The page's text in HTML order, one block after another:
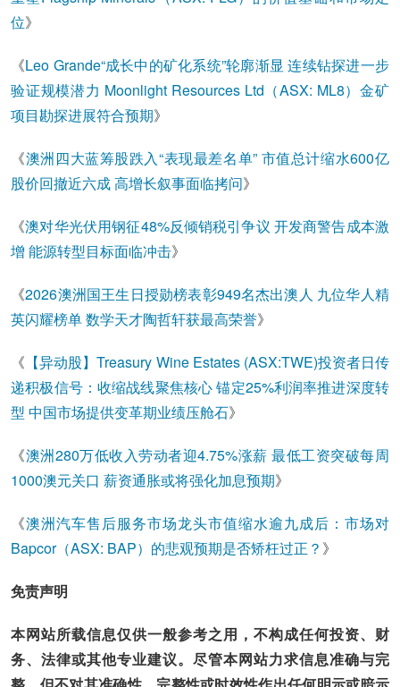
位》
《Leo Grande“成长中的矿化系统”轮廓渐显 连续钻探进一步
验证规模潜力 Moonlight Resources Ltd（ASX: ML8）金矿
项目勘探进展符合预期》
《澳洲四大蓝筹股跌入“表现最差名单” 市值总计缩水600亿
股价回撤近六成 高增长叙事面临拷问》
《澳对华光伏用钢征48%反倾销税引争议 开发商警告成本激
增 能源转型目标面临冲击》
《2026澳洲国王生日授勋榜表彰949名杰出澳人 九位华人精
英闪耀榜单 数学天才陶哲轩获最高荣誉》
《 【异动股】Treasury Wine Estates (ASX:TWE)投资者日传
递积极信号：收缩战线聚焦核心 锚定25%利润率推进深度转
型 中国市场提供变革期业绩压舱石》
《澳洲280万低收入劳动者迎4.75%涨薪 最低工资突破每周
1000澳元关口 薪资通胀或将强化加息预期》
《澳洲汽车售后服务市场龙头市值缩水逾九成后：市场对
Bapcor（ASX: BAP）的悲观预期是否矫枉过正？ 》
免责声明
本网站所载信息仅供一般参考之用，不构成任何投资、财
务、法律或其他专业建议。尽管本网站力求信息准确与完